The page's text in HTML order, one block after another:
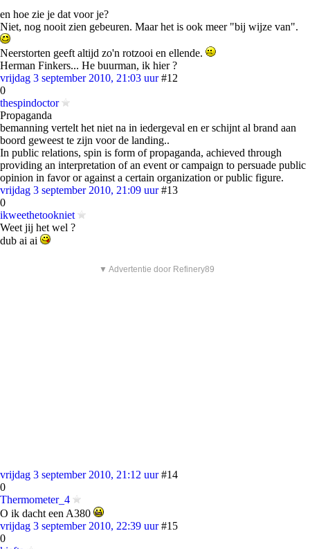
en hoe zie je dat voor je?
Niet, nog nooit zien gebeuren. Maar het is ook meer "bij wijze van".
Neerstorten geeft altijd zo'n rotzooi en ellende.
Herman Finkers... He buurman, ik hier ?
vrijdag 3 september 2010, 21:03 uur #12
0
thespindoctor
Propaganda
bemanning vertelt het niet na in iedergeval en er schijnt al brand aan
boord geweest te zijn voor de landing..
In public relations, spin is form of propaganda, achieved through
providing an interpretation of an event or campaign to persuade public
opinion in favor or against a certain organization or public figure.
vrijdag 3 september 2010, 21:09 uur #13
0
ikweethetookniet
Weet jij het wel ?
dub ai ai
▼ Advertentie door Refinery89
vrijdag 3 september 2010, 21:12 uur #14
0
Thermometer_4
O ik dacht een A380
vrijdag 3 september 2010, 22:39 uur #15
0